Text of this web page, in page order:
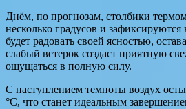
Днём, по прогнозам, столбики
несколько градусов и
будет радовать своей ясностью,
слабый ветерок создаст приятную
ощущаться в полную силу.
С наступлением темноты воздух
°C, что станет идеальным